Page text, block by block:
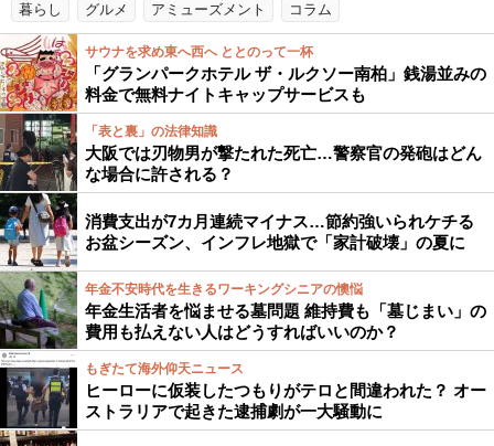
暮らし グルメ アミューズメント コラム
サウナを求め東へ西へ ととのって一杯
「グランパークホテル ザ・ルクソー南柏」銭湯並みの
料金で無料ナイトキャップサービスも
「表と裏」の法律知識
大阪では刃物男が撃たれた死亡…警察官の発砲はどん
な場合に許される？
消費支出が7カ月連続マイナス…節約強いられケチる
お盆シーズン、インフレ地獄で「家計破壊」の夏に
年金不安時代を生きるワーキングシニアの懊悩
年金生活者を悩ませる墓問題 維持費も「墓じまい」の
費用も払えない人はどうすればいいのか？
もぎたて海外仰天ニュース
ヒーローに仮装したつもりがテロと間違われた？ オー
ストラリアで起きた逮捕劇が一大騒動に